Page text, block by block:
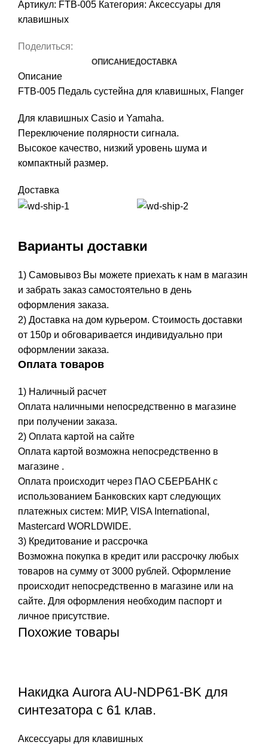
Артикул: FTB-005 Категория: Аксессуары для
клавишных
Поделиться:
ОПИСАНИЕДОСТАВКА
Описание
FTB-005 Педаль сустейна для клавишных, Flanger
Для клавишных Casio и Yamaha.
Переключение полярности сигнала.
Высокое качество, низкий уровень шума и
компактный размер.
Доставка
Варианты доставки
1) Самовывоз Вы можете приехать к нам в магазин
и забрать заказ самостоятельно в день
оформления заказа.
2) Доставка на дом курьером. Стоимость доставки
от 150р и обговаривается индивидуально при
оформлении заказа.
Оплата товаров
1) Наличный расчет
Оплата наличными непосредственно в магазине
при получении заказа.
2) Оплата картой на сайте
Оплата картой возможна непосредственно в
магазине .
Оплата происходит через ПАО СБЕРБАНК с
использованием Банковских карт следующих
платежных систем: МИР, VISA International,
Mastercard WORLDWIDE.
3) Кредитование и рассрочка
Возможна покупка в кредит или рассрочку любых
товаров на сумму от 3000 рублей. Оформление
происходит непосредственно в магазине или на
сайте. Для оформления необходим паспорт и
личное присутствие.
Похожие товары
Накидка Aurora AU-NDP61-BK для
синтезатора с 61 клав.
Аксессуары для клавишных